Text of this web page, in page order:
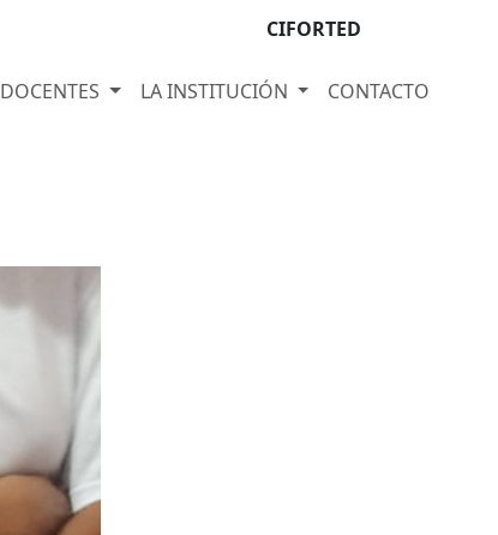
CIFORTED
DOCENTES LA INSTITUCIÓN CONTACTO